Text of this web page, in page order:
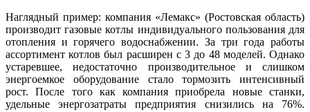
Наглядный пример: компания «Лемакс» (Ростовская область)
производит газовые котлы индивидуального пользования для
отопления и горячего водоснабжении. За три года работы
ассортимент котлов был расширен с 3 до 48 моделей. Однако
устаревшее, недостаточно производительное и слишком
энергоемкое оборудование стало тормозить интенсивный
рост. После того как компания приобрела новые станки,
удельные энергозатраты предприятия снизились на 76%.